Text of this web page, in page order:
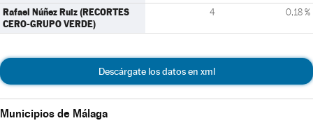
Rafael Núñez Ruiz (RECORTES
CERO-GRUPO VERDE)
4 0,18 %
Descárgate los datos en xml
Municipios de Málaga